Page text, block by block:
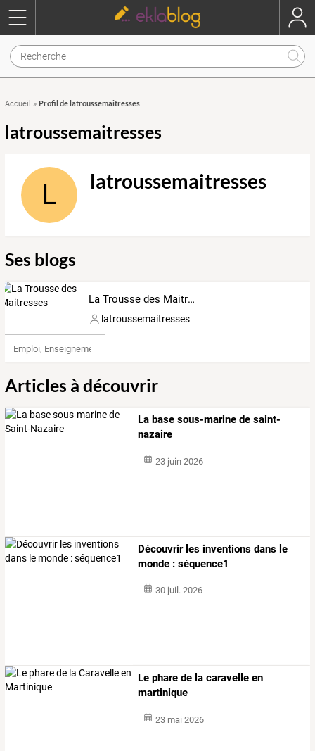
Accueil » Profil de latroussemaitresses
latroussemaitresses
L latroussemaitresses
Ses blogs
La Trousse des Maitresses
latroussemaitresses
Emploi, Enseignement & Etudes
Articles à découvrir
La base sous-marine de saint-
nazaire
23 juin 2026
Découvrir les inventions dans le
monde : séquence1
30 juil. 2026
Le phare de la caravelle en
martinique
23 mai 2026